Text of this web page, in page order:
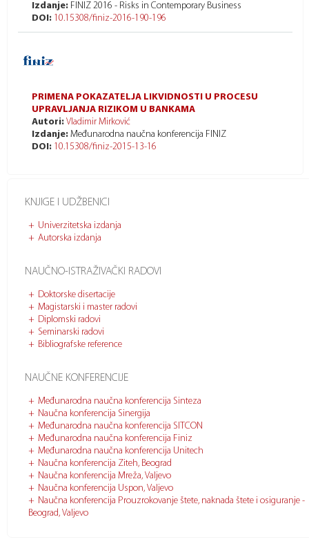
KNJIGE I UDŽBENICI
Univerzitetska izdanja
Autorska izdanja
NAUČNO-ISTRAŽIVAČKI RADOVI
Doktorske disertacije
Magistarski i master radovi
Diplomski radovi
Seminarski radovi
Bibliografske reference
NAUČNE KONFERENCIJE
Međunarodna naučna konferencija Sinteza
Naučna konferencija Sinergija
Međunarodna naučna konferencija SITCON
Međunarodna naučna konferencija Finiz
Međunarodna naučna konferencija Unitech
Naučna konferencija Ziteh, Beograd
Naučna konferencija Mreža, Valjevo
Naučna konferencija Uspon, Valjevo
Naučna konferencija Prouzrokovanje štete, naknada štete i osiguranje -
Beograd, Valjevo
Izdanje: FINIZ 2016 - Risks in Contemporary Business
DOI: 10.15308/finiz-2016-190-196
PRIMENA POKAZATELJA LIKVIDNOSTI U PROCESU
UPRAVLJANJA RIZIKOM U BANKAMA
Autori: Vladimir Mirković
Izdanje: Međunarodna naučna konferencija FINIZ
DOI: 10.15308/finiz-2015-13-16